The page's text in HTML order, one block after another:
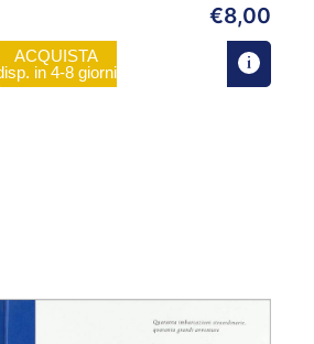
€8,00
ACQUISTA
in 4-8 giorni